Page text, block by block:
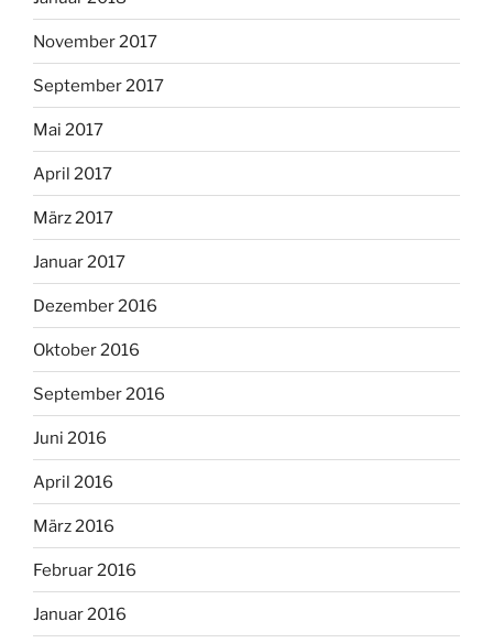
November 2017
September 2017
Mai 2017
April 2017
März 2017
Januar 2017
Dezember 2016
Oktober 2016
September 2016
Juni 2016
April 2016
März 2016
Februar 2016
Januar 2016